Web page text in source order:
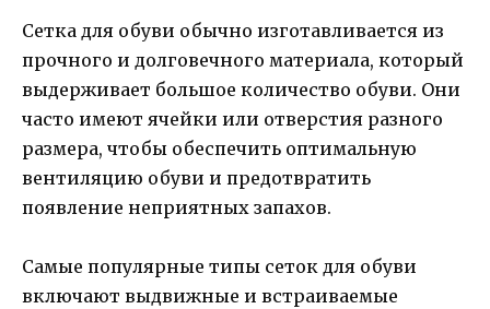
Сетка для обуви обычно изготавливается из
прочного и долговечного материала, который
выдерживает большое количество обуви. Они
часто имеют ячейки или отверстия разного
размера, чтобы обеспечить оптимальную
вентиляцию обуви и предотвратить
появление неприятных запахов.
Самые популярные типы сеток для обуви
включают выдвижные и встраиваемые